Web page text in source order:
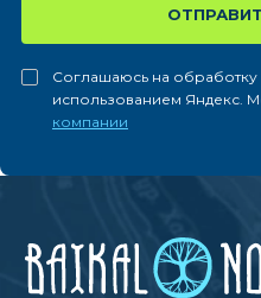
Соглашаюсь на обработку
использованием Яндекс.
компании